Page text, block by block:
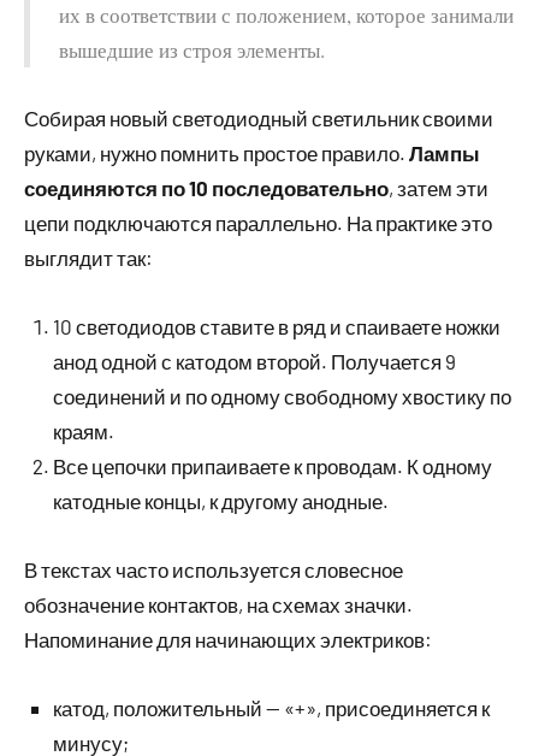
их в соответствии с положением, которое занимали
вышедшие из строя элементы.
Собирая новый светодиодный светильник своими
руками, нужно помнить простое правило. Лампы
соединяются по 10 последовательно, затем эти
цепи подключаются параллельно. На практике это
выглядит так:
10 светодиодов ставите в ряд и спаиваете ножки
анод одной с катодом второй. Получается 9
соединений и по одному свободному хвостику по
краям.
Все цепочки припаиваете к проводам. К одному
катодные концы, к другому анодные.
В текстах часто используется словесное
обозначение контактов, на схемах значки.
Напоминание для начинающих электриков:
катод, положительный — «+», присоединяется к
минусу;